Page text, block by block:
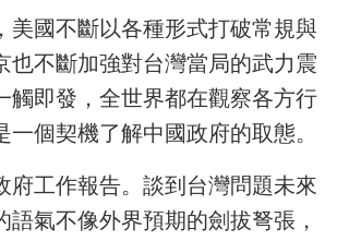
美國不斷以各種形式打破常規與
也不斷加強對台灣當局的武力震
觸即發，全世界都在觀察各方行
一個契機了解中國政府的取態。
府工作報告。談到台灣問題未來
語氣不像外界預期的劍拔弩張，